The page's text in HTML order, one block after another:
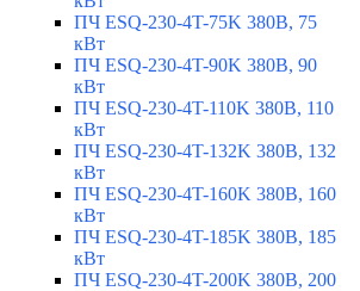
ПЧ ESQ-230-4T-75K 380В, 75
кВт
ПЧ ESQ-230-4T-90K 380В, 90
кВт
ПЧ ESQ-230-4T-110K 380В, 110
кВт
ПЧ ESQ-230-4T-132K 380В, 132
кВт
ПЧ ESQ-230-4T-160K 380В, 160
кВт
ПЧ ESQ-230-4T-185K 380В, 185
кВт
ПЧ ESQ-230-4T-200K 380В, 200